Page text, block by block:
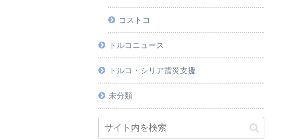
コストコ
トルコニュース
トルコ・シリア震災支援
未分類